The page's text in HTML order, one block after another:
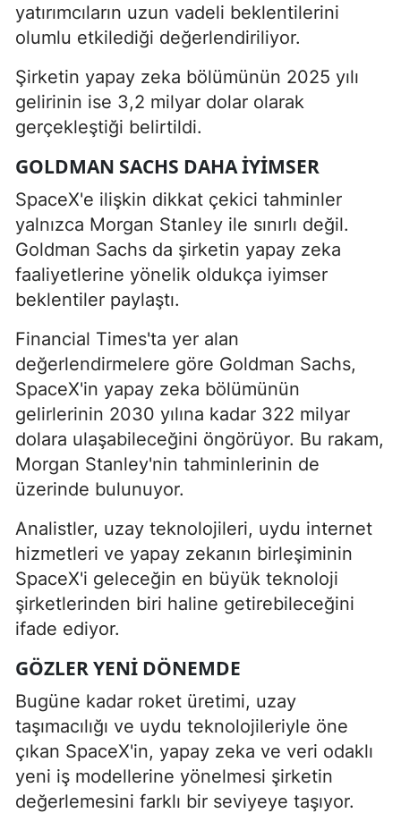
yatırımcıların uzun vadeli beklentilerini
olumlu etkilediği değerlendiriliyor.
Şirketin yapay zeka bölümünün 2025 yılı
gelirinin ise 3,2 milyar dolar olarak
gerçekleştiği belirtildi.
GOLDMAN SACHS DAHA IYIMSER
SpaceX'e ilişkin dikkat çekici tahminler
yalnızca Morgan Stanley ile sınırlı değil.
Goldman Sachs da şirketin yapay zeka
faaliyetlerine yönelik oldukça iyimser
beklentiler paylaştı.
Financial Times'ta yer alan
değerlendirmelere göre Goldman Sachs,
SpaceX'in yapay zeka bölümünün
gelirlerinin 2030 yılına kadar 322 milyar
dolara ulaşabileceğini öngörüyor. Bu rakam,
Morgan Stanley'nin tahminlerinin de
üzerinde bulunuyor.
Analistler, uzay teknolojileri, uydu internet
hizmetleri ve yapay zekanın birleşiminin
SpaceX'i geleceğin en büyük teknoloji
şirketlerinden biri haline getirebileceğini
ifade ediyor.
GÖZLER YENI DÖNEMDE
Bugüne kadar roket üretimi, uzay
taşımacılığı ve uydu teknolojileriyle öne
çıkan SpaceX'in, yapay zeka ve veri odaklı
yeni iş modellerine yönelmesi şirketin
değerlemesini farklı bir seviyeye taşıyor.